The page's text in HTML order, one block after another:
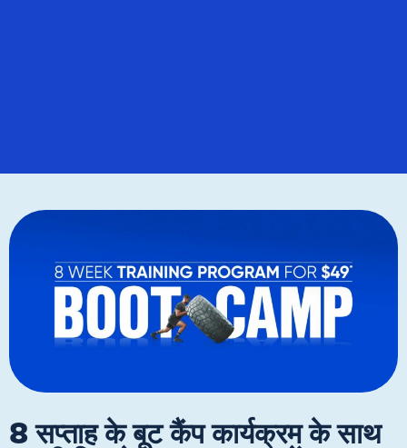
8 सप्ताह के बूट कैंप कार्यक्रम के साथ